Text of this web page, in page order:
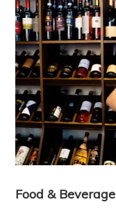
Food & Beverage